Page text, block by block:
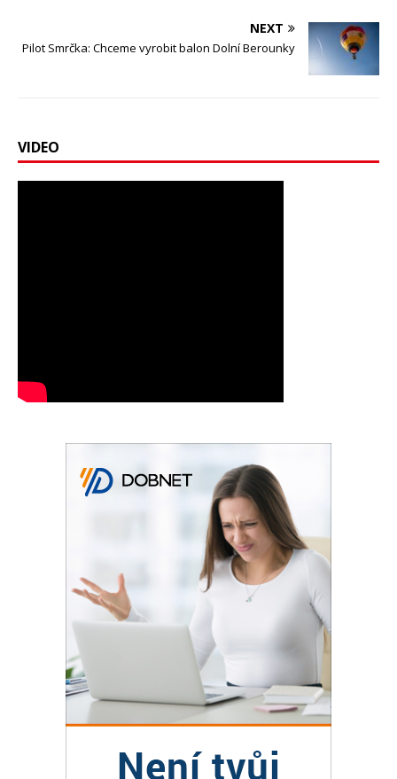
NEXT
Pilot Smrčka: Chceme vyrobit balon Dolní Berounky
VIDEO